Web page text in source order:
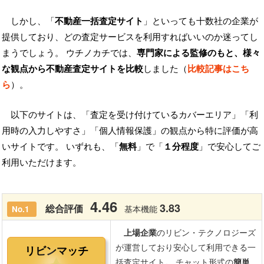
しかし、「不動産一括査定サイト 」といっても十数社の企業が
提供しており、どの査定サービスを利用すればいいのか迷ってし
まうでしょう。 ウチノカチでは、 専門家による監修のもと、様々
な観点から不動産査定サイトを比較しました（比較記事はこち
ら）。
以下のサイトは、「査定を受け付けているカバーエリア」「利
用時の入力しやすさ」「個人情報保護」の観点から特に評価が高
いサイトです。 いずれも、「無料」で「 １分程度 」で安心してご
利用いただけます。